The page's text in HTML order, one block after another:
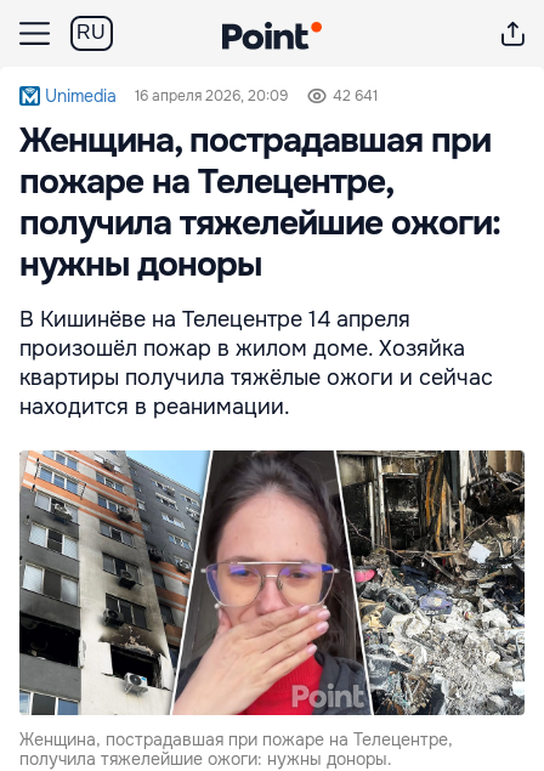
RU
Unimedia 16 апреля 2026, 20:09 42 641
Женщина, пострадавшая при
пожаре на Телецентре,
получила тяжелейшие ожоги:
нужны доноры
В Кишинёве на Телецентре 14 апреля
произошёл пожар в жилом доме. Хозяйка
квартиры получила тяжёлые ожоги и сейчас
находится в реанимации.
Женщина, пострадавшая при пожаре на Телецентре,
получила тяжелейшие ожоги: нужны доноры.